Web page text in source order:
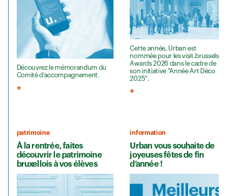
Découvrez le mémorandum du
Comité d’accompagnement.
Cette année, Urban est
nommée pour les visit.brussels
Awards 2026 dans le cadre de
son initiative "Année Art Déco
2025".
patrimoine
À la rentrée, faites
découvrir le patrimoine
bruxellois à vos élèves
information
Urban vous souhaite de
joyeuses fêtes de fin
d’année !